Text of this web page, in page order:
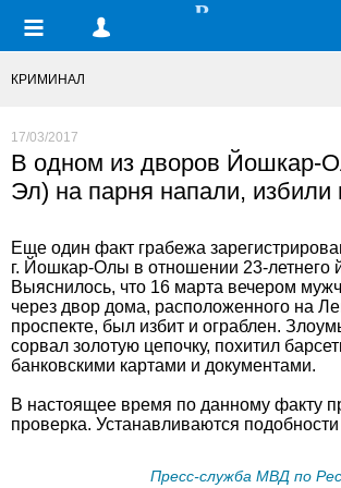
КРИМИНАЛ
17/03/2017
В одном из дворов Йошкар-
Эл) на парня напали, избили
Еще один факт грабежа
г. Йошкар-Олы в отношении 23-летнего
Выяснилось, что 16 марта вечером
через двор дома, расположенного на
проспекте, был избит и ограблен.
сорвал золотую цепочку, похитил
банковскими картами и документами.
В настоящее время по данному факту
проверка. Устанавливаются
Пресс-служба МВД по